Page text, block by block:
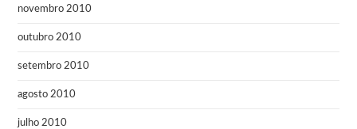
novembro 2010
outubro 2010
setembro 2010
agosto 2010
julho 2010